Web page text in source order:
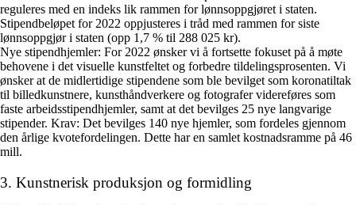
reguleres med en indeks lik rammen for lønnsoppgjøret i staten.
Stipendbeløpet for 2022 oppjusteres i tråd med rammen for siste
lønnsoppgjør i staten (opp 1,7 % til 288 025 kr).
Nye stipendhjemler: For 2022 ønsker vi å fortsette fokuset på å møte
behovene i det visuelle kunstfeltet og forbedre tildelingsprosenten. Vi
ønsker at de midlertidige stipendene som ble bevilget som koronatiltak
til billedkunstnere, kunsthåndverkere og fotografer videreføres som
faste arbeidsstipendhjemler, samt at det bevilges 25 nye langvarige
stipender. Krav: Det bevilges 140 nye hjemler, som fordeles gjennom
den årlige kvotefordelingen. Dette har en samlet kostnadsramme på 46
mill.
3. Kunstnerisk produksjon og formidling